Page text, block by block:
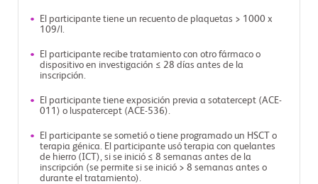
El participante tiene un recuento de plaquetas > 1000 x
109/l.
El participante recibe tratamiento con otro fármaco o
dispositivo en investigación ≤ 28 días antes de la
inscripción.
El participante tiene exposición previa a sotatercept (ACE-
011) o luspatercept (ACE-536).
El participante se sometió o tiene programado un HSCT o
terapia génica. El participante usó terapia con quelantes
de hierro (ICT), si se inició ≤ 8 semanas antes de la
inscripción (se permite si se inició > 8 semanas antes o
durante el tratamiento).